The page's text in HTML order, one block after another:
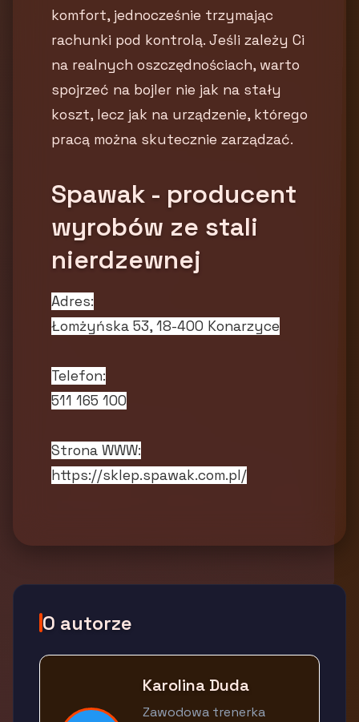
komfort, jednocześnie trzymając
rachunki pod kontrolą. Jeśli zależy Ci
na realnych oszczędnościach, warto
spojrzeć na bojler nie jak na stały
koszt, lecz jak na urządzenie, którego
pracą można skutecznie zarządzać.
Spawak - producent
wyrobów ze stali
nierdzewnej
Adres:
Łomżyńska 53, 18-400 Konarzyce
Telefon:
511 165 100
Strona WWW:
https://sklep.spawak.com.pl/
O autorze
Karolina Duda
Zawodowa trenerka